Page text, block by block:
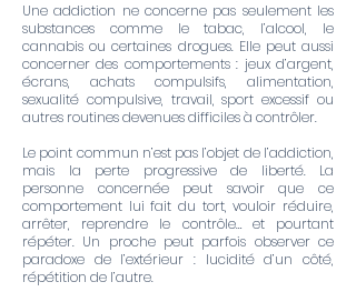
Une addiction ne concerne pas seulement les
substances comme le tabac, l’alcool, le
cannabis ou certaines drogues. Elle peut aussi
concerner des comportements : jeux d’argent,
écrans, achats compulsifs, alimentation,
sexualité compulsive, travail, sport excessif ou
autres routines devenues difficiles à contrôler.
Le point commun n’est pas l’objet de l’addiction,
mais la perte progressive de liberté. La
personne concernée peut savoir que ce
comportement lui fait du tort, vouloir réduire,
arrêter, reprendre le contrôle… et pourtant
répéter. Un proche peut parfois observer ce
paradoxe de l’extérieur : lucidité d’un côté,
répétition de l’autre.